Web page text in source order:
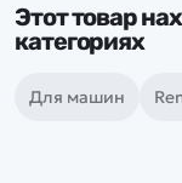
Этот товар
категориях
Для машин